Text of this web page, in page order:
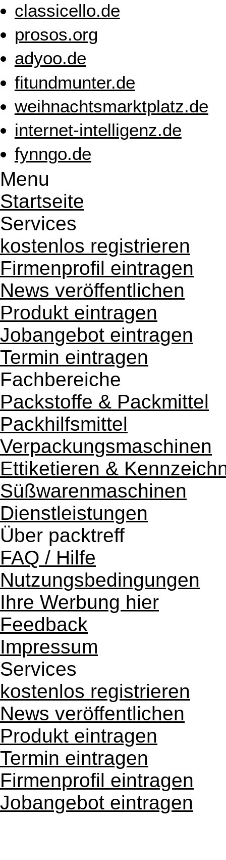
classicello.de
prosos.org
adyoo.de
fitundmunter.de
weihnachtsmarktplatz.de
internet-intelligenz.de
fynngo.de
Menu
Startseite
Services
kostenlos registrieren
Firmenprofil eintragen
News veröffentlichen
Produkt eintragen
Jobangebot eintragen
Termin eintragen
Fachbereiche
Packstoffe & Packmittel
Packhilfsmittel
Verpackungsmaschinen
Ettiketieren &
Süßwarenmaschinen
Dienstleistungen
Über packtreff
FAQ / Hilfe
Nutzungsbedingungen
Ihre Werbung hier
Feedback
Impressum
Services
kostenlos registrieren
News veröffentlichen
Produkt eintragen
Termin eintragen
Firmenprofil eintragen
Jobangebot eintragen